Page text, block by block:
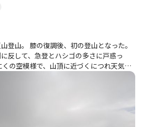
登山。 膝の復調後、初の登山となった。
反して、急登とハシゴの多さに戸惑っ
の空模様で、山頂に近づくにつれ天気は
無く、無事に下山できた。